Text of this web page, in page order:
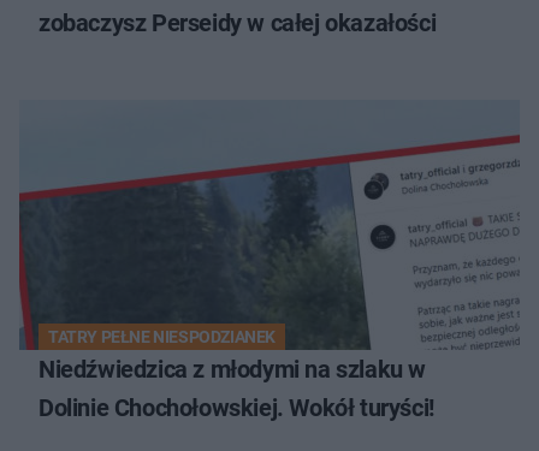
zobaczysz Perseidy w całej okazałości
TATRY PEŁNE NIESPODZIANEK
Niedźwiedzica z młodymi na szlaku w
Dolinie Chochołowskiej. Wokół turyści!